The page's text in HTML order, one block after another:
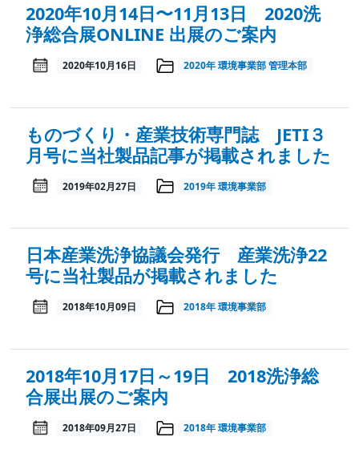
2020年10月14日〜11月13日 2020洗
浄総合展ONLINE 出展のご案内
2020年10月16日 2020年環境事業部管理本部
ものづくり・産業技術専門誌 JETI３
月号に当社製品記事が掲載されました
2019年02月27日 2019年環境事業部
日本産業洗浄協議会発行 産業洗浄22
号に当社製品が掲載されました
2018年10月09日 2018年環境事業部
2018年10月17日～19日 2018洗浄総
合展出展のご案内
2018年09月27日 2018年環境事業部